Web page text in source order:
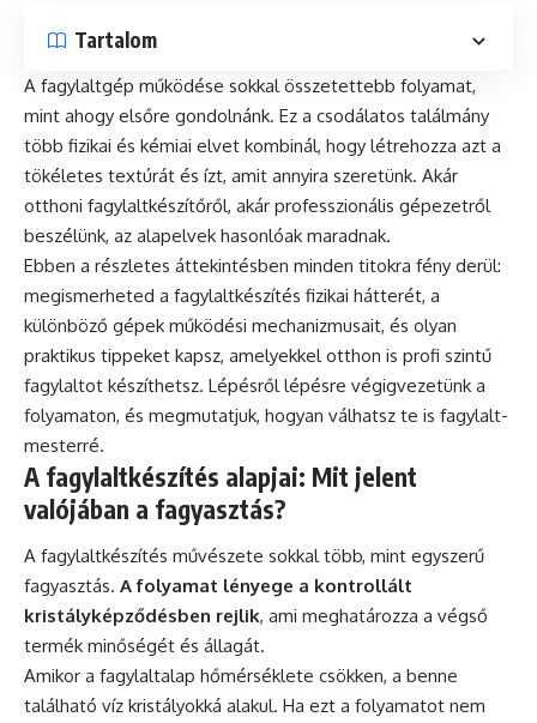
Tartalom
A fagylaltgép működése sokkal összetettebb folyamat,
mint ahogy elsőre gondolnánk. Ez a csodálatos találmány
több fizikai és kémiai elvet kombinál, hogy létrehozza azt a
tökéletes textúrát és ízt, amit annyira szeretünk. Akár
otthoni fagylaltkészítőről, akár professzionális gépezetről
beszélünk, az alapelvek hasonlóak maradnak.
Ebben a részletes áttekintésben minden titokra fény derül:
megismerheted a fagylaltkészítés fizikai hátterét, a
különböző gépek működési mechanizmusait, és olyan
praktikus tippeket kapsz, amelyekkel otthon is profi szintű
fagylaltot készíthetsz. Lépésről lépésre végigvezetünk a
folyamaton, és megmutatjuk, hogyan válhatsz te is fagylalt-
mesterré.
A fagylaltkészítés alapjai: Mit jelent
valójában a fagyasztás?
A fagylaltkészítés művészete sokkal több, mint egyszerű
fagyasztás. A folyamat lényege a kontrollált
kristályképződésben rejlik, ami meghatározza a végső
termék minőségét és állagát.
Amikor a fagylaltalap hőmérséklete csökken, a benne
található víz kristályokká alakul. Ha ezt a folyamatot nem